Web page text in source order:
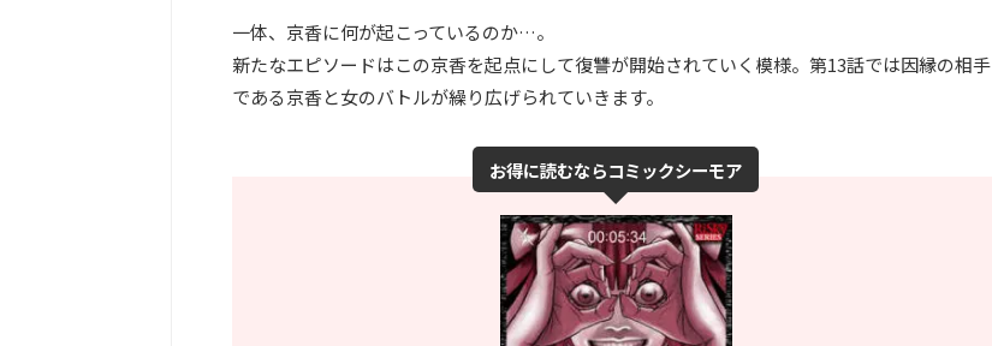
一体、京香に何が起こっているのか…。
新たなエピソードはこの京香を起点にして復讐が開始されていく模様。第13話では因縁の相手
である京香と女のバトルが繰り広げられていきます。
お得に読むならコミックシーモア